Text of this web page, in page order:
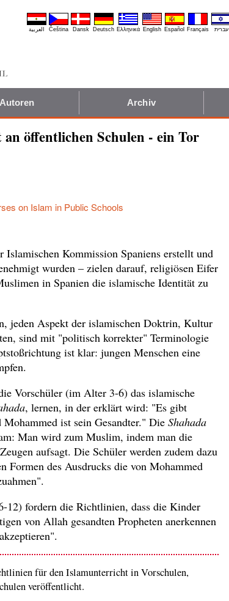
العربية Čeština Dansk Deutsch Ελληνικά English Español Français עברית
Autoren Archiv
öffentlichen Schulen - ein Tor
on Islam in Public Schools
Kommission Spaniens erstellt und
wurden – zielen darauf, religiösen Eifer
in Spanien die islamische Identität zu
jeden Aspekt der islamischen Doktrin, Kultur
sind mit "politisch korrekter" Terminologie
ist klar: jungen Menschen eine
Vorschüler (im Alter 3-6) das islamische
, lernen, in der erklärt wird: "Es gibt
ist sein Gesandter." Die Shahada
Man wird zum Muslim, indem man die
aufsagt. Die Schüler werden zudem dazu
Formen des Ausdrucks die von Mohammed
12) fordern die Richtlinien, dass die Kinder
von Allah gesandten Propheten anerkennen
für den Islamunterricht in Vorschulen,
veröffentlicht.